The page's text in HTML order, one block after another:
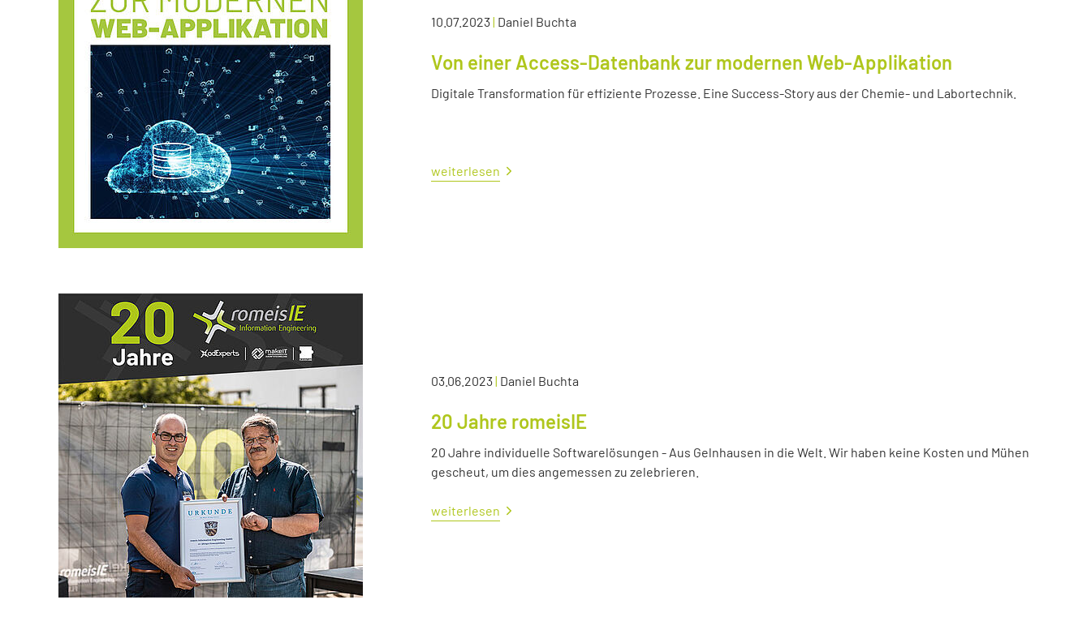
10.07.2023| Daniel Buchta
Von einer Access-Datenbank zur modernen Web-Applikation
Digitale Transformation für effiziente Prozesse. Eine Success-Story aus der Chemie- und Labortechnik.
weiterlesen
03.06.2023| Daniel Buchta
20 Jahre romeisIE
20 Jahre individuelle Softwarelösungen - Aus Gelnhausen in die Welt. Wir haben keine Kosten und Mühen
gescheut, um dies angemessen zu zelebrieren.
weiterlesen